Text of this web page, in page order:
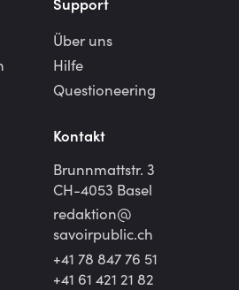
Über uns
Hilfe
Questioneering
Kontakt
Brunnmattstr. 3
CH-4053 Basel
redaktion@
savoirpublic.ch
+41 78 847 76 51
+41 61 421 21 82